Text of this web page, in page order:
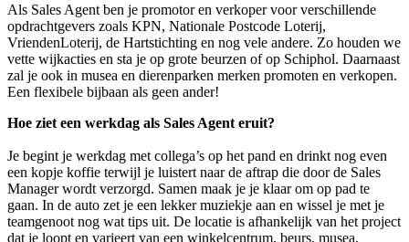
Als Sales Agent ben je promotor en verkoper voor verschillende
opdrachtgevers zoals KPN, Nationale Postcode Loterij,
VriendenLoterij, de Hartstichting en nog vele andere. Zo houden we
vette wijkacties en sta je op grote beurzen of op Schiphol. Daarnaast
zal je ook in musea en dierenparken merken promoten en verkopen.
Een flexibele bijbaan als geen ander!
Hoe ziet een werkdag als Sales Agent eruit?
Je begint je werkdag met collega’s op het pand en drinkt nog even
een kopje koffie terwijl je luistert naar de aftrap die door de Sales
Manager wordt verzorgd. Samen maak je je klaar om op pad te
gaan. In de auto zet je een lekker muziekje aan en wissel je met je
teamgenoot nog wat tips uit. De locatie is afhankelijk van het project
dat je loopt en varieert van een winkelcentrum, beurs, musea,